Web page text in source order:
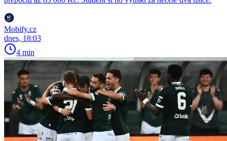
Mobify.cz
dnes, 18:03
4 min